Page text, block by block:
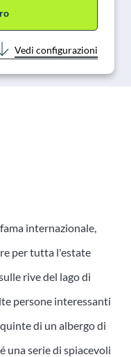
Vedi configurazioni
internazionale,
per tutta l'estate
rive del lago di
persone interessanti
di un albergo di
una serie di spiacevoli